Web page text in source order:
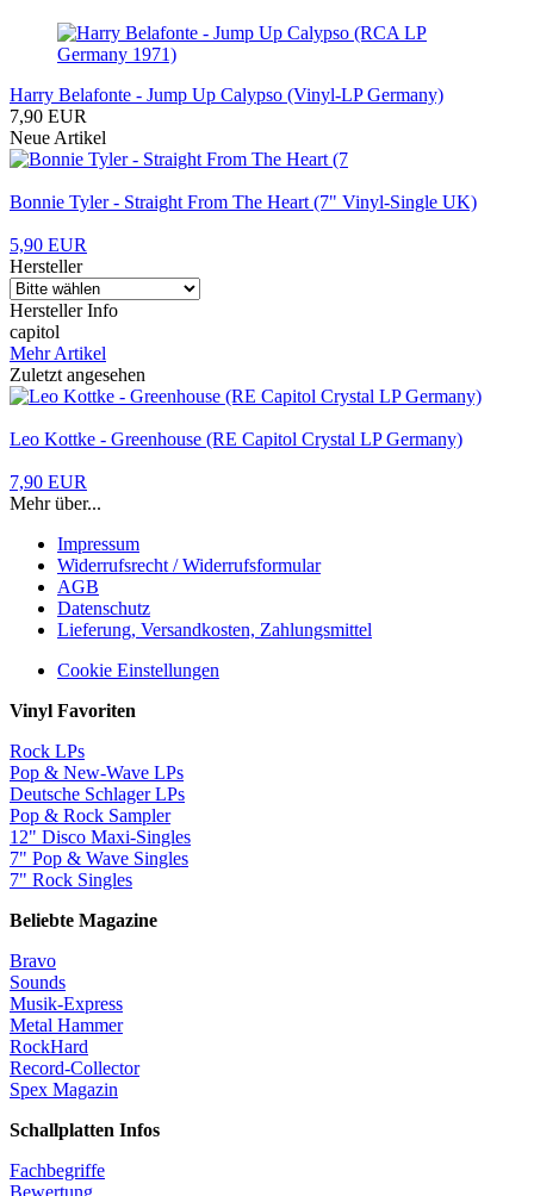
Harry Belafonte - Jump Up Calypso (Vinyl-LP Germany)
7,90 EUR
Neue Artikel
Bonnie Tyler - Straight From The Heart (7" Vinyl-Single UK)
5,90 EUR
Hersteller
Hersteller Info
capitol
Mehr Artikel
Zuletzt angesehen
Leo Kottke - Greenhouse (RE Capitol Crystal LP Germany)
7,90 EUR
Mehr über...
Impressum
Widerrufsrecht / Widerrufsformular
AGB
Datenschutz
Lieferung, Versandkosten, Zahlungsmittel
Cookie Einstellungen
Vinyl Favoriten
Rock LPs
Pop & New-Wave LPs
Deutsche Schlager LPs
Pop & Rock Sampler
12" Disco Maxi-Singles
7" Pop & Wave Singles
7" Rock Singles
Beliebte Magazine
Bravo
Sounds
Musik-Express
Metal Hammer
RockHard
Record-Collector
Spex Magazin
Schallplatten Infos
Fachbegriffe
Bewertung